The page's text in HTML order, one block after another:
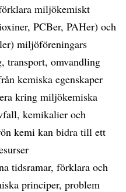
miljökemiskt
PCBer, PAHer) och
miljöföreningars
transport, omvandling
kemiska egenskaper
kring miljökemiska
kemikalier och
kemi kan bidra till ett
tidsramar, förklara och
principer, problem